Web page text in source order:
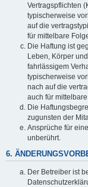
Vertragspflichten
typischerweise
auf die
für mittelbare
Die Haftung ist
Leben, Körper
fahrlässigem
typischerweise
nach auf die
auch für
Die
zugunsten der
Ansprüche für
unberührt.
6.
Der Betreiber ist